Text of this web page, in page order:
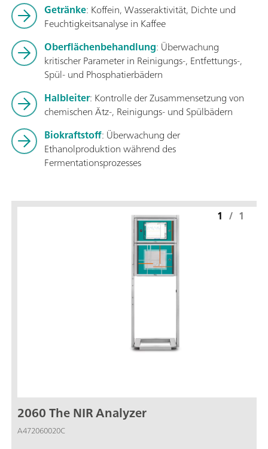
Getränke: Koffein, Wasseraktivität, Dichte und
Feuchtigkeitsanalyse in Kaffee
Oberflächenbehandlung: Überwachung
kritischer Parameter in Reinigungs-, Entfettungs-,
Spül- und Phosphatierbädern
Halbleiter: Kontrolle der Zusammensetzung von
chemischen Ätz-, Reinigungs- und Spülbädern
Biokraftstoff: Überwachung der
Ethanolproduktion während des
Fermentationsprozesses
2060 The NIR Analyzer
A472060020C
1 / 1